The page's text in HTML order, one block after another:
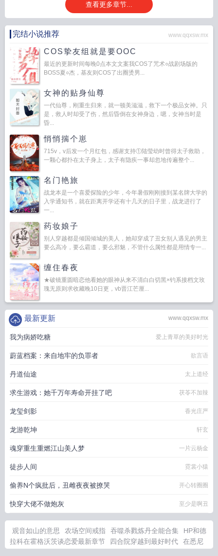
查看更多章节...
完结小说推荐 www.qqxsw.mx
COS挚友组就是要OOC
最近的更新时间每晚0点本文文案我COS了咒术○战剧场版的
BOSS夏○杰，基友则COS了出圈烫男...
女神的贴身仙尊
一代仙尊，刚重生归来，就一顿美滋滋，救下一个极品女神。只
是，救人时却受了伤，然后昏倒在女神身边，嗯，女神当时是
昏...
悄悄揣个崽
715v，v后发一个月红包，感谢支持①陆莹幼时曾得太子救助，
一颗心都扑在太子身上，太子有隐疾一事却忽地传遍整个...
名门艳旅
战龙本是一个喜爱探险的少年，今年暑假刚刚接到某名牌大学的
入学通知书，就在距离开学还有十几天的日子里，战龙进行了
一...
药妆娘子
别人穿越都是倾国倾城的美人，她却穿成了丑女别人遇见的男主
要么高冷，要么霸道，要么邪魅，不管什么属性都是用情专一...
缠住春夜
★破镜重圆暗恋他看她的眼神从来不清白白切黑×钓系接档文玫
瑰无原则求收藏晚10日更，vb晋江芒厘...
www.qqxsw.mx
最新更新
我为病娇吃糖 爱上青草的美好时光
蔚蓝档案：来自地牢的负罪者 欲言语
丹道仙途 太上道经
求生游戏：她千万年寿命开挂了吧 茯苓不加辣
龙玺剑影 香光庄严
龙游乾坤 轩玄
魂穿重生重燃江山美人梦 一片云杨金
徒步人间 霓裳小猿
偷养N个疯批后，丑雌夜夜被撩哭 开心转圈圈
快穿大佬不做炮灰 至少是啊丑
观音如山的意思 农场空间戒指 吞噬杀戮炼丹全能合集
HP和德
拉科在霍格沃茨谈恋爱最新章节
四合院穿越到最好时代
在悉尼